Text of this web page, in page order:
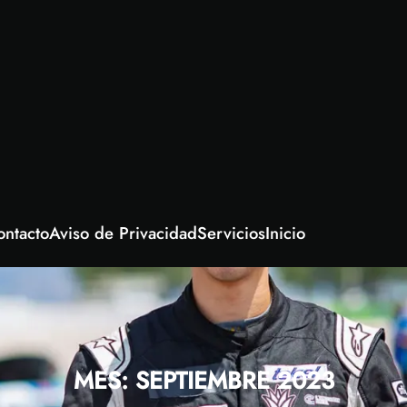
Aviso de PrivacidadServiciosInicio
MES: SEPTIEMBRE 2023